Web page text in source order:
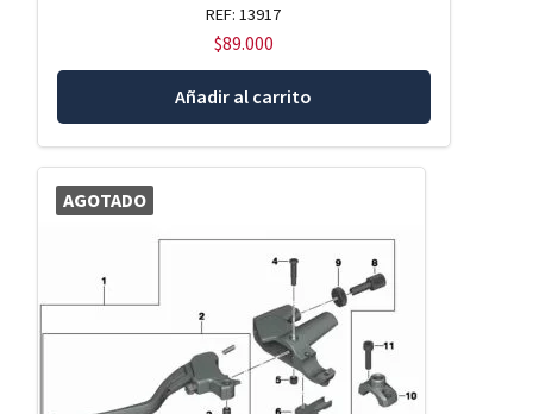
REF: 13917
$89.000
Añadir al carrito
AGOTADO